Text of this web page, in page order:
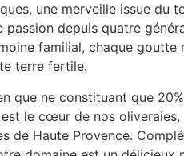
une merveille issue du
passion depuis quatre
familial, chaque goutte
terre fertile.
que ne constituant que
est le cœur de nos
de Haute Provence.